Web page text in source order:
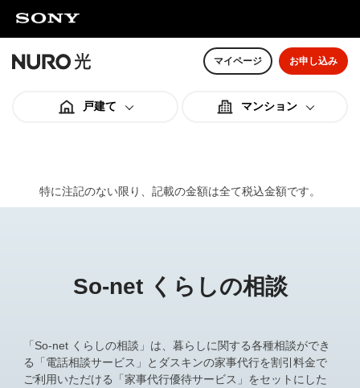
マイページ お申し込み
戸建て マンション
お知らせ
お知らせ
特に注記のない限り、記載の金額は全て税込金額です。
So-net くらしの相談
「So-net くらしの相談」は、暮らしに関する各種相談ができ
る「電話相談サービス」とダスキンの家事代行を割引料金で
ご利用いただける「家事代行優待サービス」をセットにした